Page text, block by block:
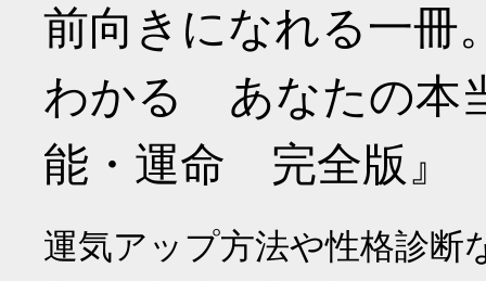
前向きになれる一冊
わかる あなたの本
能・運命 完全版』
運気アップ方法や性格診断